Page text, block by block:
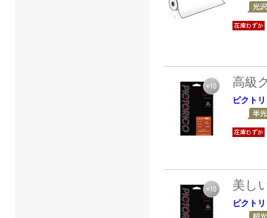
高級
ピクト
美し
ピクト